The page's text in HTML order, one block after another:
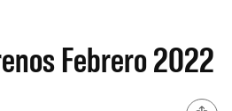
Febrero 2022